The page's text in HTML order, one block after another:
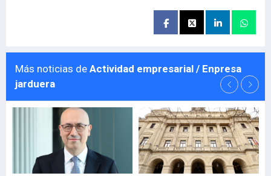
Más noticias de Actividad empresarial / Enpresa
jarduera